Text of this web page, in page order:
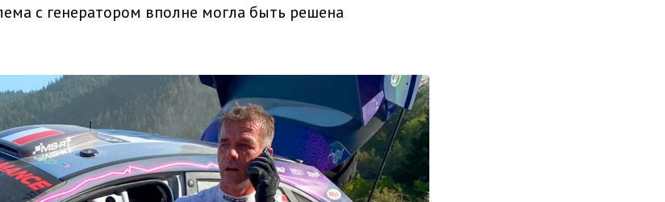
с генератором вполне могла быть решена